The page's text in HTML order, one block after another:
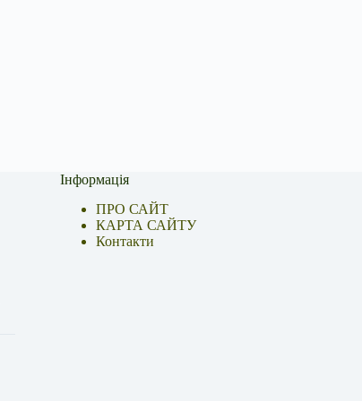
Інформація
ПРО САЙТ
КАРТА САЙТУ
Контакти